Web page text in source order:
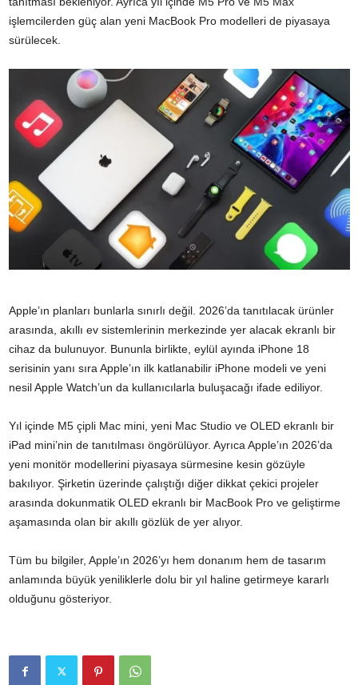
işlemcilerden güç alan yeni MacBook Pro modelleri de piyasaya
sürülecek.
Apple’ın planları bunlarla sınırlı değil. 2026’da tanıtılacak ürünler
arasında, akıllı ev sistemlerinin merkezinde yer alacak ekranlı bir
cihaz da bulunuyor. Bununla birlikte, eylül ayında iPhone 18
serisinin yanı sıra Apple’ın ilk katlanabilir iPhone modeli ve yeni
nesil Apple Watch’un da kullanıcılarla buluşacağı ifade ediliyor.
Yıl içinde M5 çipli Mac mini, yeni Mac Studio ve OLED ekranlı bir
iPad mini’nin de tanıtılması öngörülüyor. Ayrıca Apple’ın 2026’da
yeni monitör modellerini piyasaya sürmesine kesin gözüyle
bakılıyor. Şirketin üzerinde çalıştığı diğer dikkat çekici projeler
arasında dokunmatik OLED ekranlı bir MacBook Pro ve geliştirme
aşamasında olan bir akıllı gözlük de yer alıyor.
Tüm bu bilgiler, Apple’ın 2026’yı hem donanım hem de tasarım
anlamında büyük yeniliklerle dolu bir yıl haline getirmeye kararlı
olduğunu gösteriyor.